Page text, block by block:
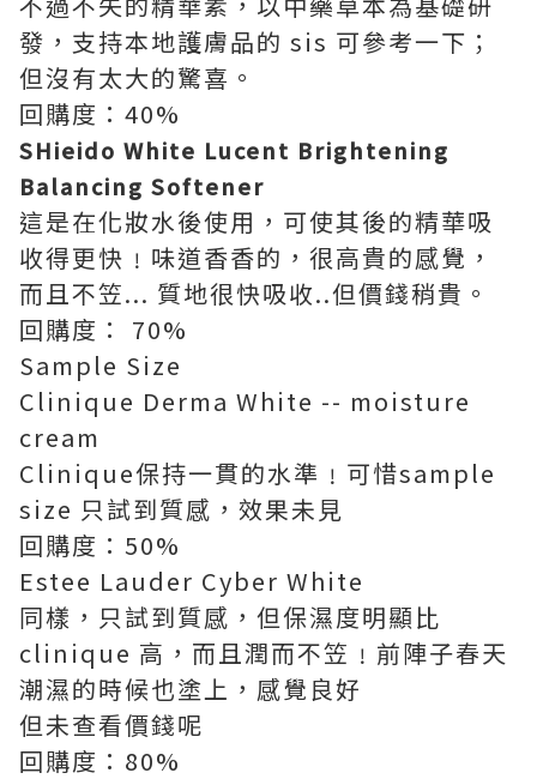
發，支持本地護膚品的 sis 可參考一下；
但沒有太大的驚喜。
回購度：40%
SHieido White Lucent Brightening
Balancing Softener
這是在化妝水後使用，可使其後的精華吸
收得更快﹗味道香香的，很高貴的感覺，
而且不笠... 質地很快吸收..但價錢稍貴。
回購度： 70%
Sample Size
Clinique Derma White -- moisture
cream
Clinique保持一貫的水準﹗可惜sample
size 只試到質感，效果未見
回購度：50%
Estee Lauder Cyber White
同樣，只試到質感，但保濕度明顯比
clinique 高，而且潤而不笠﹗前陣子春天
潮濕的時候也塗上，感覺良好
但未查看價錢呢
回購度：80%